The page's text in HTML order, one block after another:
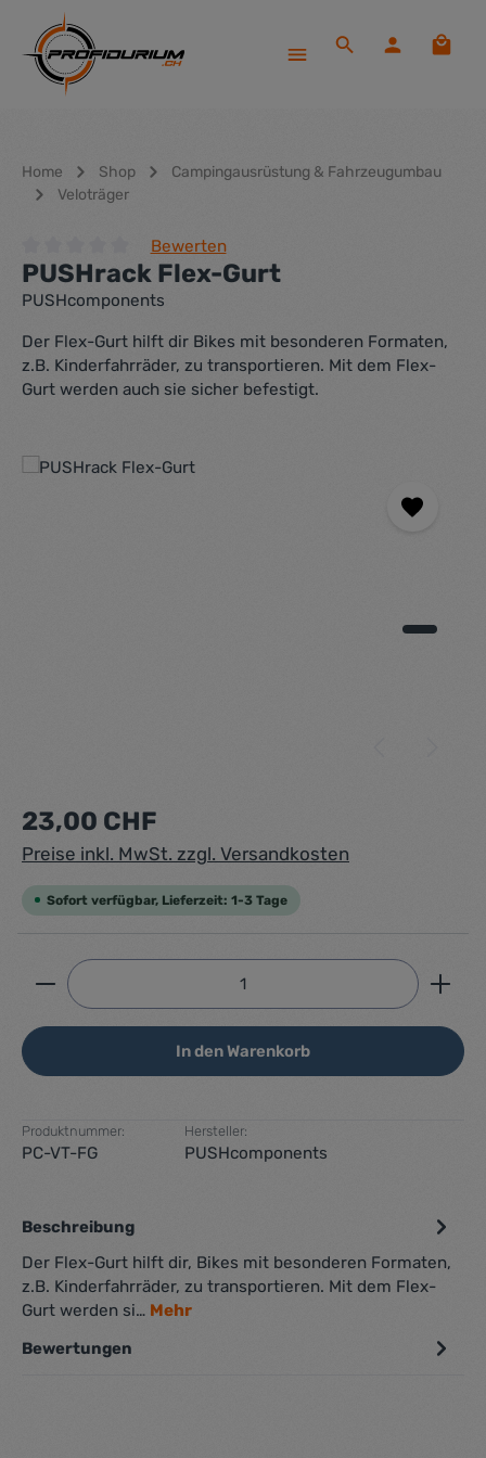
Zum Hauptinhalt springen
Home Shop
Campingausrüstung & Fahrzeugumbau
Veloträger
Durchschnittliche Bewertung von 0 von 5 Sternen
Bewerten
PUSHrack Flex-Gurt
PUSHcomponents
Der Flex-Gurt hilft dir Bikes mit besonderen Formaten,
z.B. Kinderfahrräder, zu transportieren. Mit dem Flex-
Gurt werden auch sie sicher befestigt.
Bildergalerie überspringen
Regulärer Preis:
23,00 CHF
Preise inkl. MwSt. zzgl. Versandkosten
Sofort verfügbar, Lieferzeit: 1-3 Tage
Produkt Anzahl: Gib den gewünschten Wert ein
In den Warenkorb
Produktnummer:
PC-VT-FG
Hersteller:
PUSHcomponents
Beschreibung
Der Flex-Gurt hilft dir, Bikes mit besonderen Formaten,
z.B. Kinderfahrräder, zu transportieren. Mit dem Flex-
Gurt werden si… Mehr
Bewertungen